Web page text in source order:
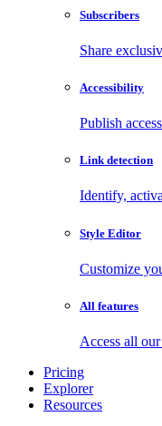
Subscribers
Share
Accessibility
Publish
Link detection
Identify,
Style Editor
Customize
All features
Access all
Pricing
Explorer
Resources